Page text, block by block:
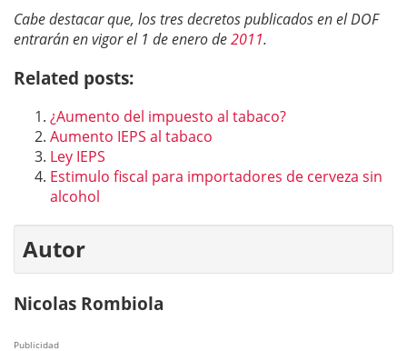
Cabe destacar que, los tres decretos publicados en el DOF
entrarán en vigor el 1 de enero de2011.
Related posts:
¿Aumento del impuesto al tabaco?
Aumento IEPS al tabaco
Ley IEPS
Estimulo fiscal para importadores de cerveza sin
alcohol
Autor
Nicolas Rombiola
Publicidad